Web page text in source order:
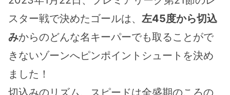
スター戦で決めたゴールは、 左45度から切込
みからのどんな名キーパーでも取ることがで
きないゾーンへピンポイントシュートを決め
ました！